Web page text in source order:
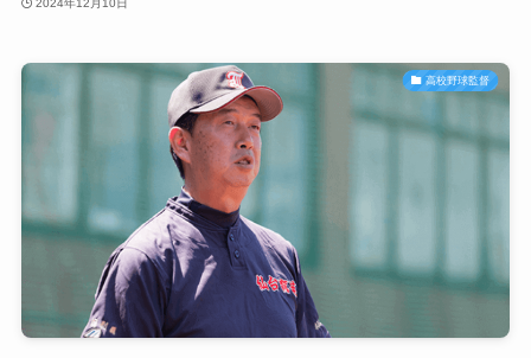
2024年12月10日
高校野球監督